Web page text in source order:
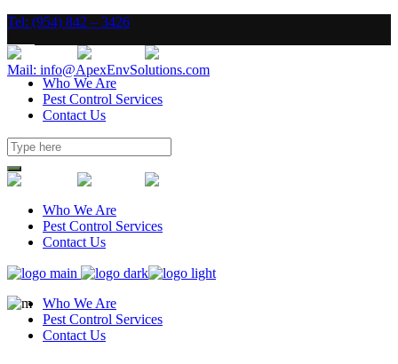
Tel: (954) 842 – 3426
Mail: info@ApexEnvSolutions.com
Who We Are
Pest Control Services
Contact Us
Who We Are
Pest Control Services
Contact Us
Who We Are
Pest Control Services
Contact Us